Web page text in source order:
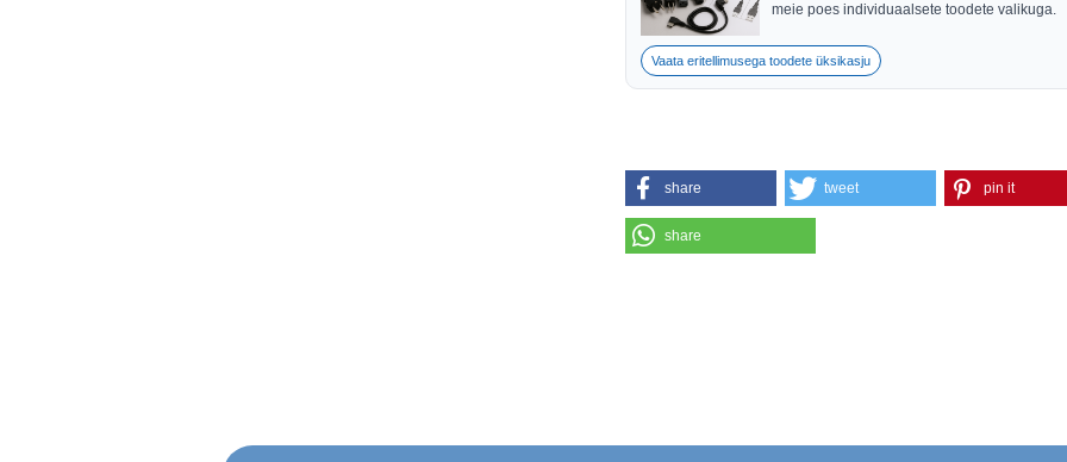
meie poes individuaalsete toodete valikuga.
Vaata eritellimusega toodete üksikasju
share tweet pin it
share